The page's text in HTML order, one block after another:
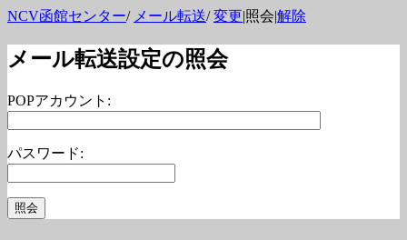
NCV函館センター/ メール転送/変更|照会|解除
メール転送設定の照会
POPアカウント:
パスワード: